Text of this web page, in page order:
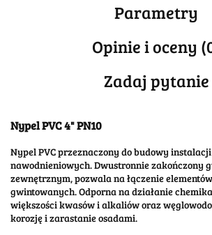
Parametry
Opinie i oceny
Zadaj pytanie
Nypel PVC 4" PN10
Nypel PVC przeznaczony do budowy
nawodnieniowych. Dwustronnie zakończony
zewnętrznym, pozwala na łączenie elementów
gwintowanych. Odporna na działanie
większości kwasów i alkaliów oraz
korozję i zarastanie osadami.